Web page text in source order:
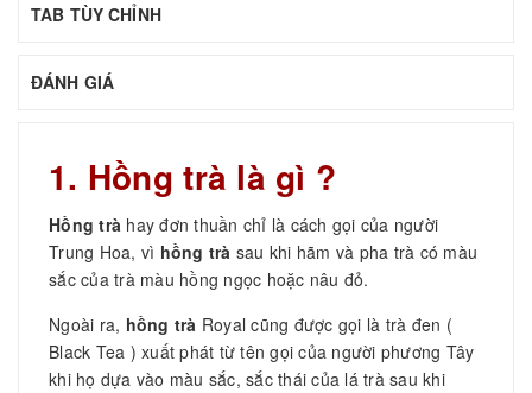
TAB TÙY CHỈNH
ĐÁNH GIÁ
1. Hồng trà là gì ?
Hồng trà hay đơn thuần chỉ là cách gọi của người
Trung Hoa, vì hồng trà sau khi hãm và pha trà có màu
sắc của trà màu hồng ngọc hoặc nâu đỏ.
Ngoài ra, hồng trà Royal cũng được gọi là trà đen (
Black Tea ) xuất phát từ tên gọi của người phương Tây
khi họ dựa vào màu sắc, sắc thái của lá trà sau khi